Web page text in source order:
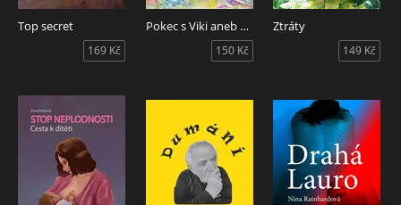
Top secret
169 Kč
Pokec s Viki aneb začalo to otázkou
150 Kč
Ztráty
149 Kč